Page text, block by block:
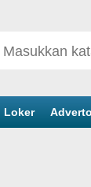
Loker